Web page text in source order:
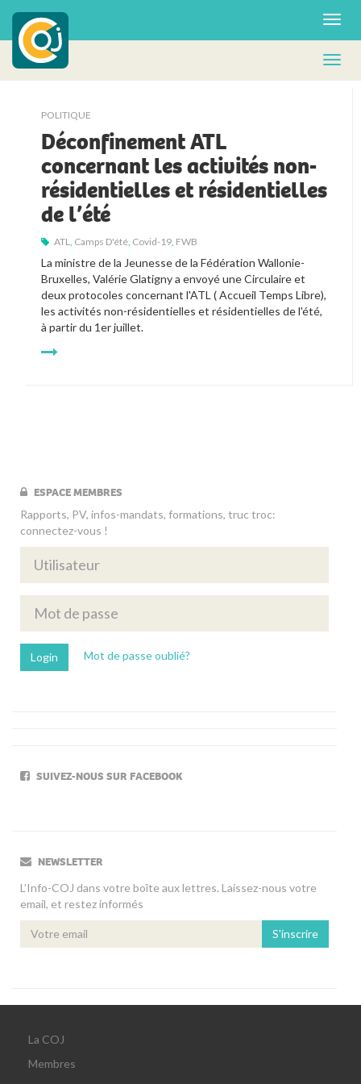
POLITIQUE
Déconfinement ATL
concernant les activités non-
résidentielles et résidentielles
de l’été
ATL Camps D'été Covid-19 FWB
La ministre de la Jeunesse de la Fédération Wallonie-
Bruxelles, Valérie Glatigny a envoyé une Circulaire et
deux protocoles concernant l'ATL ( Accueil Temps Libre),
les activités non-résidentielles et résidentielles de l'été,
à partir du 1er juillet.
ESPACE MEMBRES
Rapports, PV, infos-mandats, formations, truc troc:
connectez-vous !
Mot de passe oublié?
SUIVEZ-NOUS SUR FACEBOOK
NEWSLETTER
L’Info-COJ dans votre boîte aux lettres. Laissez-nous votre
email, et restez informés
S'inscrire
La COJ
Membres